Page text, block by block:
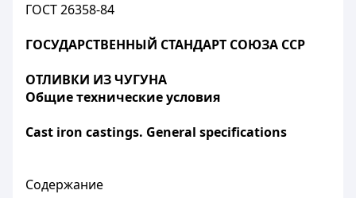
ГОСТ 26358-84
ГОСУДАРСТВЕННЫЙ СТАНДАРТ СОЮЗА ССР
ОТЛИВКИ ИЗ ЧУГУНА
Общие технические условия
Cast iron castings. General specifications
Содержание